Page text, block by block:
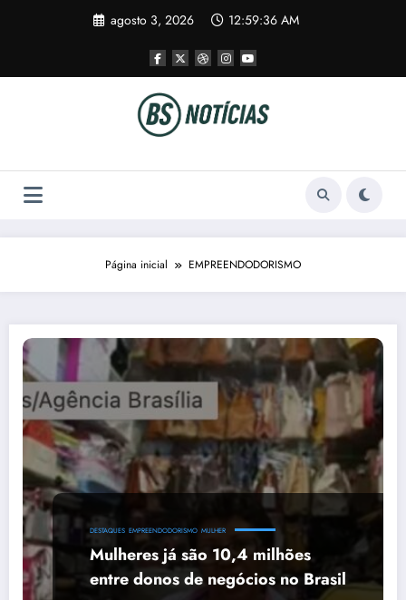
agosto 3, 2026 12:59:36 AM
Página inicial EMPREENDODORISMO
DESTAQUES EMPREENDODORISMO MULHER
Mulheres já são 10,4 milhões
entre donos de negócios no Brasil